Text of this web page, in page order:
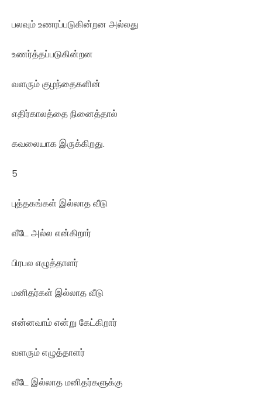
பலவும் உணரப்படுகின்றன அல்லது
உணர்த்தப்படுகின்றன
வளரும் குழந்தைகளின்
எதிர்காலத்தை நினைத்தால்
கவலையாக இருக்கிறது.
5
புத்தகங்கள் இல்லாத வீடு
வீடே அல்ல என்கிறார்
பிரபல எழுத்தாளர்
மனிதர்கள் இல்லாத வீடு
என்னவாம் என்று கேட்கிறார்
வளரும் எழுத்தாளர்
வீடே இல்லாத மனிதர்களுக்கு